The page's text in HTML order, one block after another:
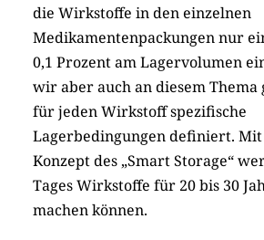
die Wirkstoffe in den einzelnen
Medikamentenpackungen nur
0,1 Prozent am Lagervolumen
wir aber auch an diesem Thema
für jeden Wirkstoff spezifische
Lagerbedingungen definiert.
Konzept des „Smart Storage“
Tages Wirkstoffe für 20 bis 30
machen können.